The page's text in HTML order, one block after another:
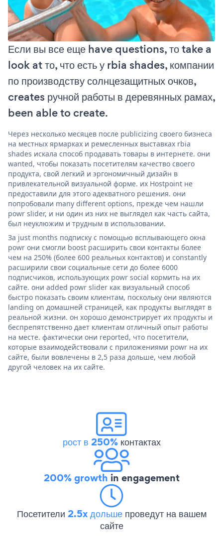
Если вы все еще have questions, то take a
look at то, что есть у rbia shades, компании
по производству солнцезащитных очков,
creates ручной работы в деревянных рамах,
been able to create.
Через несколько месяцев после publicizing своего бизнеса
на местных ярмарках и ремесленных выставках rbia
shades искала способ продавать товары в интернете. они
wanted, чтобы показать посетителям качество своего
продукта, свой легкий и эргономичный дизайн в
привлекательной визуальной форме. их Hostpoint не
предоставили для этого адекватного решения. они
попробовали many different options, прежде чем нашли
powr slider, и ни один из них не выглядел как часть сайта,
был неуклюжим и трудным в использовании.
За just months подписку с помощью всплывающего окна
powr они смогли boost расширить свои контакты более
чем на 250% (более 600 реальных контактов) и constantly
расширили свои социальные сети до более 6000
подписчиков, использующих powr social кормить на их
сайте. они added powr slider как визуальный способ
быстро показать своим клиентам, поскольку они являются
landing on домашней страницей, как продукты выглядят в
реальной жизни. он хорошо демонстрирует их продукты и
беспрепятственно дает клиентам отличный опыт работы
на месте. фактически они reported, что посетители,
которые взаимодействовали с приложениями powr на их
сайте, были вовлечены в 2,5 раза дольше, чем любой
другой человек на их сайте.
рост в 250%контактах
200% growth in engagement
Посетители 2.5x дольше проведут на вашем
сайте